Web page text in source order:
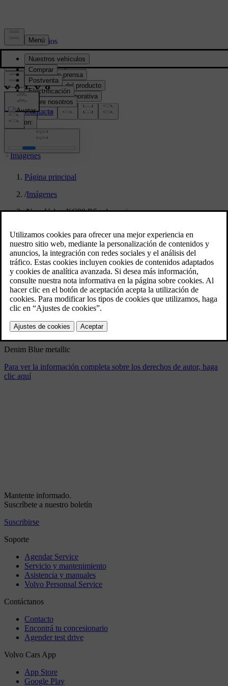
Prensa y Medios
Material de prensa
Información del producto
Información corporativa
Contacto de medios
location:
PY
Imágenes
Página principal
/Imágenes
/New Volvo XC90 B5 - dynamic
New Volvo XC90 B5 - dynamic
11/26/2024
Marcador
Compartir
Descargar
Denim Blue metallic
Para ver la información completa sobre los derechos de autor, haga
clic aquí